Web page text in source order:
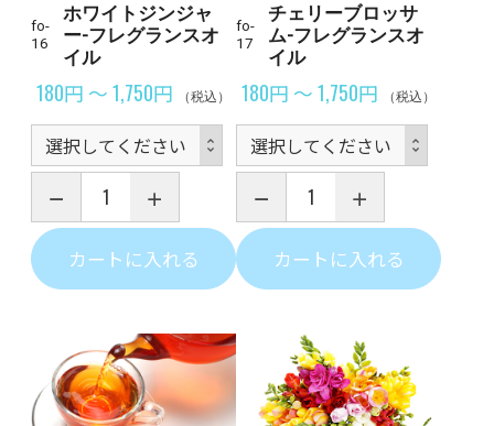
fo-
16
ホワイトジンジャ
ー-フレグランスオ
イル
180円 ～ 1,750円 （税込）
カートに入れる
fo-
17
チェリーブロッサ
ム-フレグランスオ
イル
180円 ～ 1,750円 （税込）
カートに入れる